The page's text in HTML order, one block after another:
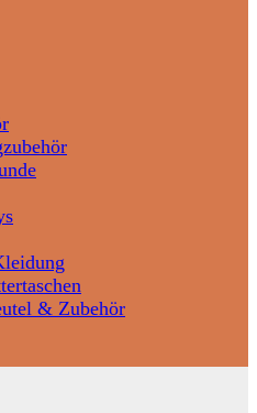
& Zubehör